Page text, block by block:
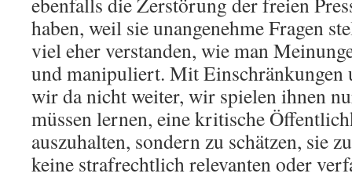
haben, weil sie unangenehme Fragen
viel eher verstanden, wie man
und manipuliert. Mit Einschränkungen
wir da nicht weiter, wir spielen ihnen
müssen lernen, eine kritische
auszuhalten, sondern zu schätzen, sie
keine strafrechtlich relevanten oder